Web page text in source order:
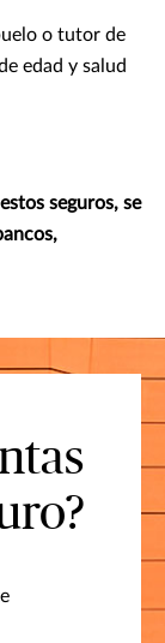
o tutor de
edad y salud
seguros, se